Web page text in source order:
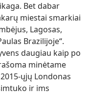
Bet dabar
miestai smarkiai
Lagosas,
Brazilijoje“.
daugiau kaip po
minėtame
ųjų Londonas
ir ims